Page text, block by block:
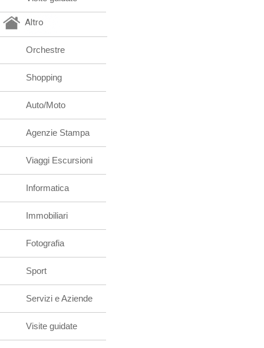
Altro
Orchestre
Shopping
Auto/Moto
Agenzie Stampa
Viaggi Escursioni
Informatica
Immobiliari
Fotografia
Sport
Servizi e Aziende
Visite guidate